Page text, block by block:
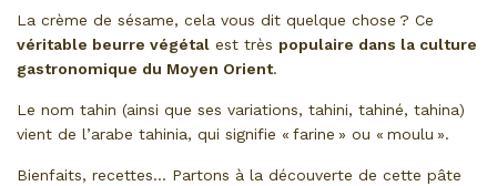
La crème de sésame, cela vous dit quelque chose ? Ce
véritable beurre végétal est très populaire dans la culture
gastronomique du Moyen Orient.
Le nom tahin (ainsi que ses variations, tahini, tahiné, tahina)
vient de l’arabe tahinia, qui signifie « farine » ou « moulu ».
Bienfaits, recettes… Partons à la découverte de cette pâte